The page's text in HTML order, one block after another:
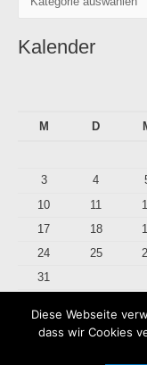
Kalender
M D
3
4
10
11
17
18
24
25
31
« Juli
Diese Webseite
dass wir Cookies